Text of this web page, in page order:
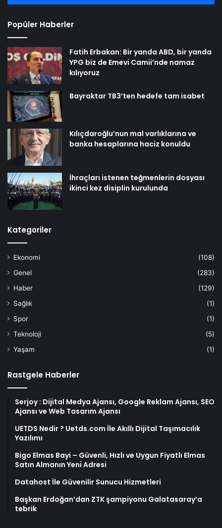
Popüler Haberler
Fatih Erbakan: Bir yanda ABD, bir yanda
YPG biz de Emevi Camii’nde namaz
kılıyoruz
Bayraktar TB3’ten hedefe tam isabet
Kılıçdaroğlu’nun mal varlıklarına ve
banka hesaplarına haciz konuldu
İhraçları istenen teğmenlerin dosyası
ikinci kez disiplin kurulunda
Kategoriler
Ekonomi
(108)
Genel
(283)
Haber
(129)
Sağlık
(1)
Spor
(1)
Teknoloji
(5)
Yaşam
(1)
Rastgele Haberler
Serjoy : Dijital Medya Ajansı, Google Reklam Ajansı, SEO
Ajansı ve Web Tasarım Ajansı
UETDS Nedir ? Uetds.com İle Akıllı Dijital Taşımacılık
Yazılımı
Bigo Elmas Bayi – Güvenli, Hızlı ve Uygun Fiyatlı Elmas
Satın Almanın Yeni Adresi
Datahost İle Güvenilir Sunucu Hizmetleri
Başkan Erdoğan’dan ZTK şampiyonu Galatasaray’a
tebrik